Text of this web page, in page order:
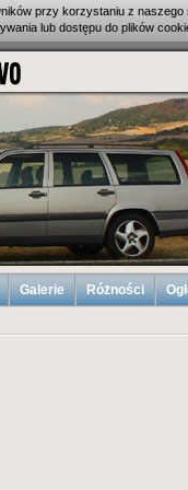
przy korzystaniu z
lub dostępu do plików
Galerie Różności